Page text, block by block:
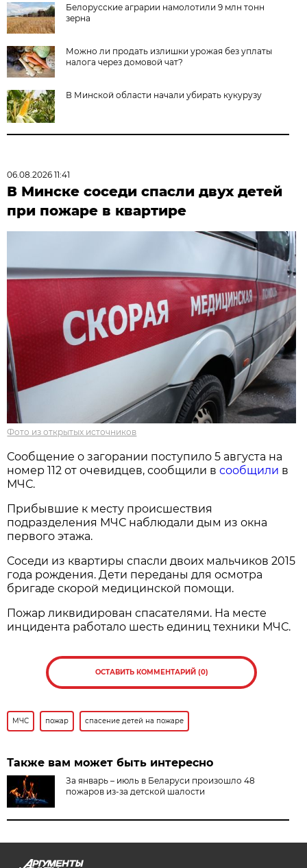
Белорусские аграрии намолотили 9 млн тонн
зерна
Можно ли продать излишки урожая без уплаты
налога через домовой чат?
В Минской области начали убирать кукурузу
06.08.2026 11:41
В Минске соседи спасли двух детей
при пожаре в квартире
Фото из открытых источников
Сообщение о загорании поступило 5 августа на
номер 112 от очевидцев, сообщили всообщили в
МЧС.
Прибывшие к месту происшествия
подразделения МЧС наблюдали дым из окна
первого этажа.
Соседи из квартиры спасли двоих мальчиков 2015
года рождения. Дети переданы для осмотра
бригаде скорой медицинской помощи.
Пожар ликвидирован спасателями. На месте
инцидента работало шесть единиц техники МЧС.
ОСТАВИТЬ КОММЕНТАРИЙ (0)
МЧС пожар спасение детей на пожаре
Также вам может быть интересно
За январь – июль в Беларуси произошло 48
пожаров из-за детской шалости